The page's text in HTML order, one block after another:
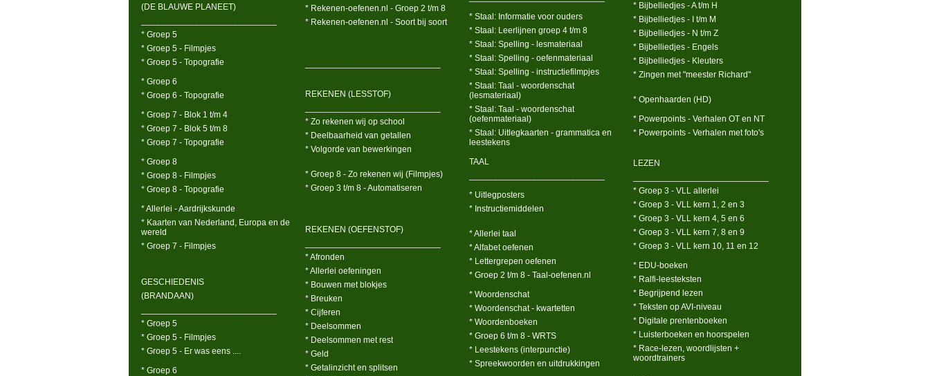
(DE BLAUWE PLANEET)
* Groep 5
* Groep 5 - Filmpjes
* Groep 5 - Topografie
* Groep 6
* Groep 6 - Topografie
* Groep 7 - Blok 1 t/m 4
* Groep 7 - Blok 5 t/m 8
* Groep 7 - Topografie
* Groep 8
* Groep 8 - Filmpjes
* Groep 8 - Topografie
* Allerlei - Aardrijkskunde
* Kaarten van Nederland, Europa en de
wereld
* Groep 7 - Filmpjes
GESCHIEDENIS
(BRANDAAN)
* Groep 5
* Groep 5 - Filmpjes
* Groep 5 - Er was eens ....
* Groep 6
* Rekenen-oefenen.nl - Groep 2 t/m 8
* Rekenen-oefenen.nl - Soort bij soort
REKENEN (LESSTOF)
* Zo rekenen wij op school
* Deelbaarheid van getallen
* Volgorde van bewerkingen
* Groep 8 - Zo rekenen wij (Filmpjes)
* Groep 3 t/m 8 - Automatiseren
REKENEN (OEFENSTOF)
* Afronden
* Allerlei oefeningen
* Bouwen met blokjes
* Breuken
* Cijferen
* Deelsommen
* Deelsommen met rest
* Geld
* Getalinzicht en splitsen
* Staal: Informatie voor ouders
* Staal: Leerlijnen groep 4 t/m 8
* Staal: Spelling - lesmateriaal
* Staal: Spelling - oefenmateriaal
* Staal: Spelling - instructiefilmpjes
* Staal: Taal - woordenschat
(lesmateriaal)
* Staal: Taal - woordenschat
(oefenmateriaal)
* Staal: Uitlegkaarten - grammatica en
leestekens
TAAL
* Uitlegposters
* Instructiemiddelen
* Allerlei taal
* Alfabet oefenen
* Lettergrepen oefenen
* Groep 2 t/m 8 - Taal-oefenen.nl
* Woordenschat
* Woordenschat - kwartetten
* Woordenboeken
* Groep 6 t/m 8 - WRTS
* Leestekens (interpunctie)
* Spreekwoorden en uitdrukkingen
* Bijbelliedjes - A t/m H
* Bijbelliedjes - I t/m M
* Bijbelliedjes - N t/m Z
* Bijbelliedjes - Engels
* Bijbelliedjes - Kleuters
* Zingen met "meester Richard"
* Openhaarden (HD)
* Powerpoints - Verhalen OT en NT
* Powerpoints - Verhalen met foto's
LEZEN
* Groep 3 - VLL allerlei
* Groep 3 - VLL kern 1, 2 en 3
* Groep 3 - VLL kern 4, 5 en 6
* Groep 3 - VLL kern 7, 8 en 9
* Groep 3 - VLL kern 10, 11 en 12
* EDU-boeken
* Ralfi-leesteksten
* Begrijpend lezen
* Teksten op AVI-niveau
* Digitale prentenboeken
* Luisterboeken en hoorspelen
* Race-lezen, woordlijsten +
woordtrainers